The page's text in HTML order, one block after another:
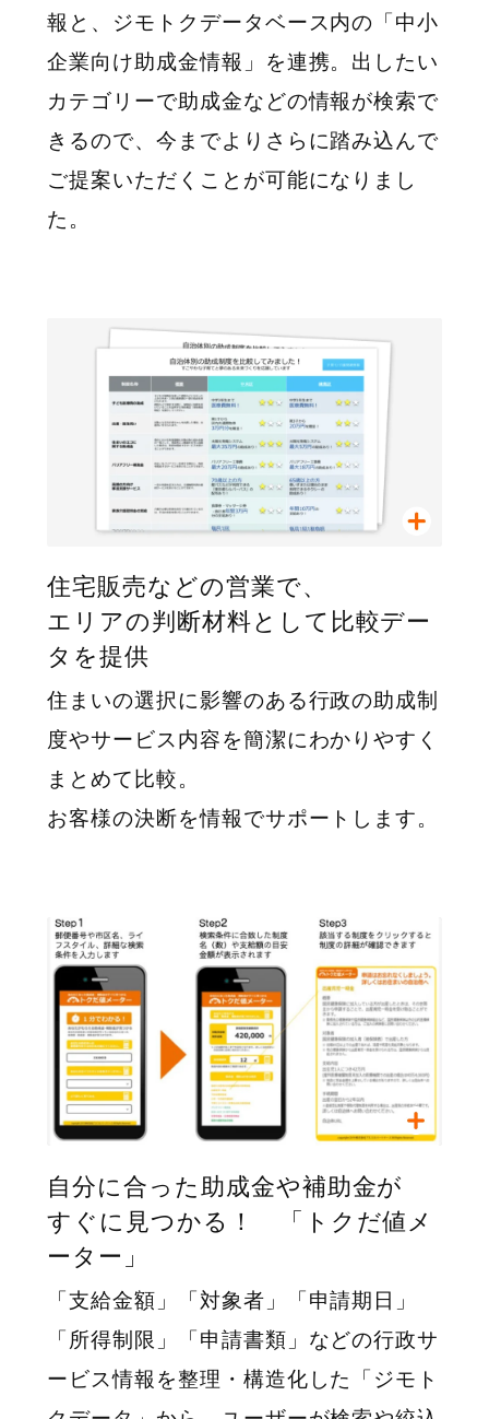
報と、ジモトクデータベース内の「中小
企業向け助成金情報」を連携。出したい
カテゴリーで助成金などの情報が検索で
きるので、今までよりさらに踏み込んで
ご提案いただくことが可能になりまし
た。
住宅販売などの営業で、
エリアの判断材料として比較デー
タを提供
住まいの選択に影響のある行政の助成制
度やサービス内容を簡潔にわかりやすく
まとめて比較。
お客様の決断を情報でサポートします。
自分に合った助成金や補助金が
すぐに見つかる！ 「トクだ値メ
ーター」
「支給金額」「対象者」「申請期日」
「所得制限」「申請書類」などの行政サ
ービス情報を整理・構造化した「ジモト